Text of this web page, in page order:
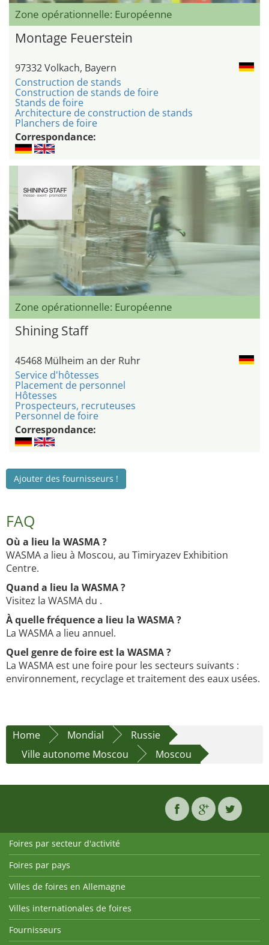
Zone opérationnelle: Européenne
Montage Feuerstein
97332 Volkach, Bayern
Construction de stands
Construction de stands de foire
Stands de foire
Architecture de construction de stands
Planchers de foire
Correspondance:
Zone opérationnelle: Européenne
Shining Staff
45468 Mülheim an der Ruhr
Service d'hôtesses
Placement de personnel
Hôtesses
Prospecteurs, recruteuses
Personnel de foire
Correspondance:
Ajouter des fournisseurs !
FAQ
Où a lieu la WASMA ?
WASMA a lieu à Moscou, au Timiryazev Exhibition
Centre.
Quand a lieu la WASMA ?
Visitez la WASMA du .
À quelle fréquence a lieu la WASMA ?
La WASMA a lieu annuel.
Quel genre de foire est la WASMA ?
La WASMA est une foire pour les secteurs suivants :
environnement, recyclage et traitement des eaux usées.
Home Mondial
Russie
Ville autonome Moscou
Moscou
Foires par secteur d'activité
Foires par pays
Villes de foires en Allemagne
Villes internationales de foires
Fournisseurs